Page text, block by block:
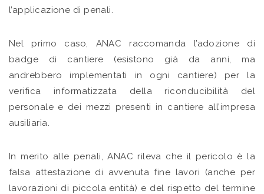
l’applicazione di penali.
Nel primo caso, ANAC raccomanda l’adozione di
badge di cantiere (esistono già da anni, ma
andrebbero implementati in ogni cantiere) per la
verifica informatizzata della riconducibilità del
personale e dei mezzi presenti in cantiere all’impresa
ausiliaria.
In merito alle penali, ANAC rileva che il pericolo è la
falsa attestazione di avvenuta fine lavori (anche per
lavorazioni di piccola entità) e del rispetto del termine